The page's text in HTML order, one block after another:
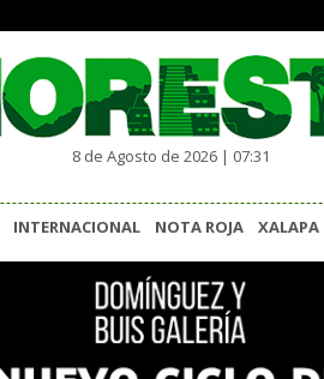
8 de Agosto de 2026 | 07:31
INTERNACIONAL NOTA ROJA XALAPA